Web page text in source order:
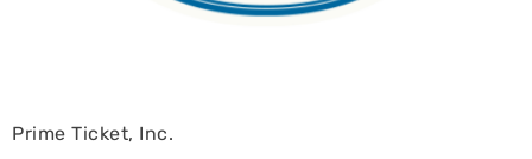
Prime Ticket, Inc.